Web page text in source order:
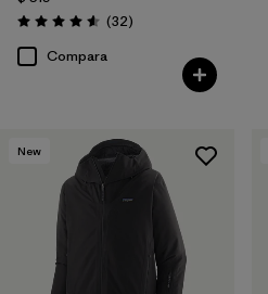
Valoración: 4.6 / 5
(32Comentarios
)
Compara
New